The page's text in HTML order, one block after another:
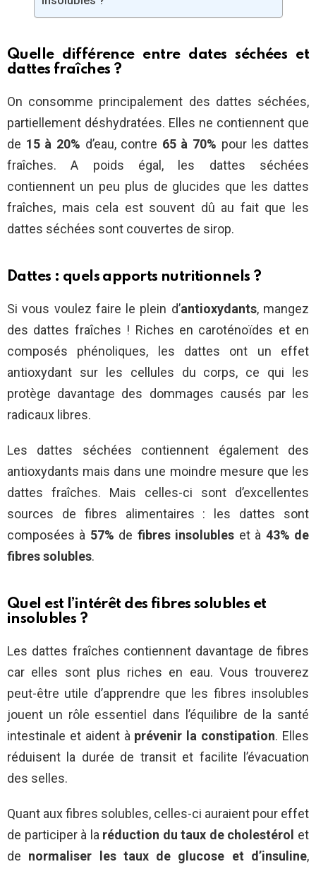
Quelle différence entre dates séchées et
dattes fraîches ?
On consomme principalement des dattes séchées,
partiellement déshydratées. Elles ne contiennent que
de 15 à 20% d’eau, contre 65 à 70% pour les dattes
fraîches. A poids égal, les dattes séchées
contiennent un peu plus de glucides que les dattes
fraîches, mais cela est souvent dû au fait que les
dattes séchées sont couvertes de sirop.
Dattes : quels apports nutritionnels ?
Si vous voulez faire le plein d’antioxydants, mangez
des dattes fraîches ! Riches en caroténoïdes et en
composés phénoliques, les dattes ont un effet
antioxydant sur les cellules du corps, ce qui les
protège davantage des dommages causés par les
radicaux libres.
Les dattes séchées contiennent également des
antioxydants mais dans une moindre mesure que les
dattes fraîches. Mais celles-ci sont d’excellentes
sources de fibres alimentaires : les dattes sont
composées à 57% de fibres insolubles et à 43% de
fibres solubles.
Quel est l’intérêt des fibres solubles et
insolubles ?
Les dattes fraîches contiennent davantage de fibres
car elles sont plus riches en eau. Vous trouverez
peut-être utile d’apprendre que les fibres insolubles
jouent un rôle essentiel dans l’équilibre de la santé
intestinale et aident à prévenir la constipation. Elles
réduisent la durée de transit et facilite l’évacuation
des selles.
Quant aux fibres solubles, celles-ci auraient pour effet
de participer à la réduction du taux de cholestérol et
de normaliser les taux de glucose et d’insuline,